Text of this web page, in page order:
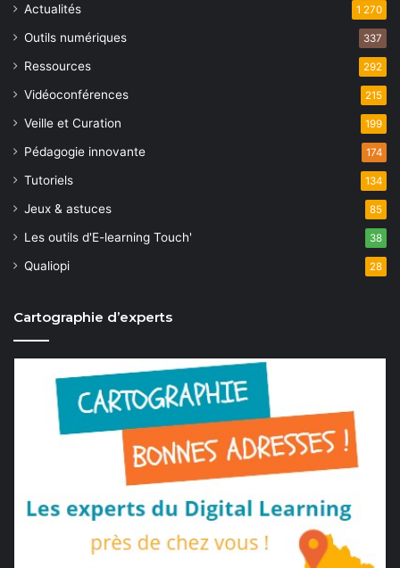
Actualités 1 270
Outils numériques 337
Ressources 292
Vidéoconférences 215
Veille et Curation 199
Pédagogie innovante 174
Tutoriels 134
Jeux & astuces 85
Les outils d'E-learning Touch' 38
Qualiopi 28
Cartographie d’experts